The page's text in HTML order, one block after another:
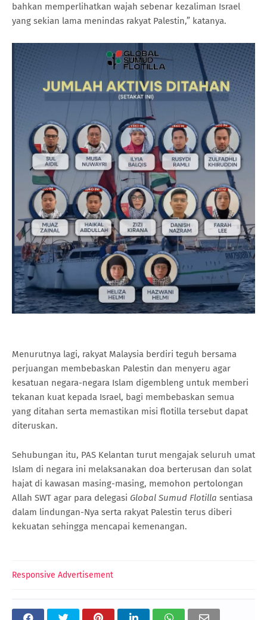
bahkan memperlihatkan wajah sebenar kezaliman Israel
yang sekian lama menindas rakyat Palestin,” katanya.
Menurutnya lagi, rakyat Malaysia berdiri teguh bersama
perjuangan membebaskan Palestin dan menyeru agar
kesatuan negara-negara Islam digembleng untuk memberi
tekanan kuat kepada Israel, bagi membebaskan semua
yang ditahan serta memastikan misi flotilla tersebut dapat
diteruskan.
Sehubungan itu, PAS Kelantan turut mengajak seluruh umat
Islam di negara ini melaksanakan doa berterusan dan solat
hajat di kawasan masing-masing, memohon pertolongan
Allah SWT agar para delegasi Global Sumud Flotilla sentiasa
dalam lindungan-Nya serta rakyat Palestin terus diberi
kekuatan sehingga mencapai kemenangan.
Responsive Advertisement